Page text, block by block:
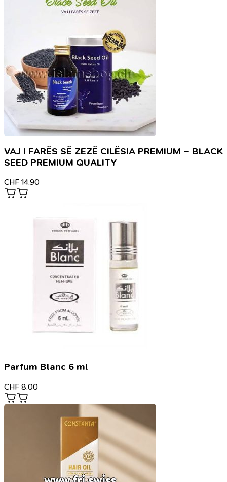
VAJ I FARËS SË ZEZË CILËSIA PREMIUM – BLACK
SEED PREMIUM QUALITY
CHF 14.90
Parfum Blanc 6 ml
CHF 8.00